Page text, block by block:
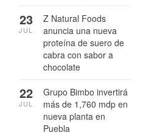
Z Natural Foods
anuncia una nueva
proteína de suero de
cabra con sabor a
chocolate
23
JUL
Grupo Bimbo invertirá
más de 1,760 mdp en
nueva planta en
Puebla
22
JUL